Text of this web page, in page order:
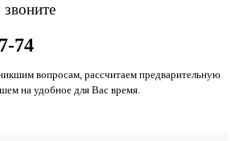
74
вопросам, рассчитаем предварительную
на удобное для Вас время.